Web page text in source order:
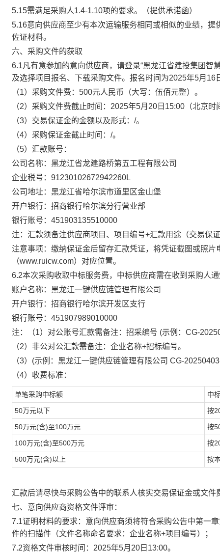
5.15需满足采购人1.4-1.10项的要求。
（提供承诺函）
5.16意向供应商至少有本次运输服务相同或相似的业绩，
佐证材料。
六、采购文件的获取
6.1凡有意参加的意向供应商，请登录“黑龙江省建投集团智
及选择项目报名、下载采购文件。 报名时间 为2025年5月 16
（1）采购文件费：500元人民币（大写：伍佰元整）。
（2）采购文件费截止时间：2025年5月20日15:00（北京时
（3）交易保证金的金额以及形式：/。
（4）采购保证金截止时间： /。
（5）汇款账号：
公司名称：黑龙江省龙建路桥第五工程有限公司
企业税号： 91230102672942260L
公司地址：黑龙江省哈尔滨市道里区金山堡
开户银行：招商银行哈尔滨分行营业部
银行账号： 451903135510000
注：汇款须备注供应商项目、项目编号+汇款用途（交易保
注意事项：缴纳保证金后留存汇款凭证，将凭证截图或照
（www.ruicw.com）对应位置。
6.2本次采购收取中标服务费，中标供应商需在收到采购人
账户名称：黑龙江一键供应链管理有限公司
开户银行：招商银行哈尔滨开发区支行
银行账号： 451907989010000
注：（1）对公账号汇款需备注：招采编号 (示例： CG-
（2）非公对公汇款需备注：企业名称+招标编号。
（3） (示例：黑龙江一键供应链管理有限公司 CG-
（4）收费标准：
单笔采购中标额 中
50万元以下 按
50万元(含)至100万元 按
100万元(含)至500万元 按
500万元(含)以上 按
汇款后请尽快与采购公告中的联系人核实交易保证金或文件
七、意向供应商资格文件评审：
7.1证明材料的要求：意向供应商须将符合采购公告中第一
件的扫描件（文件名称命名要求：企业名称+项目编号）；
7.2资格文件审核时间：2025年5月20日13:00。